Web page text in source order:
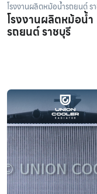
โรงงานผลิตหม้อน้ำรถยนต์ ร
โรงงานผลิตหม้อน้ำ
รถยนต์ ราชบุรี